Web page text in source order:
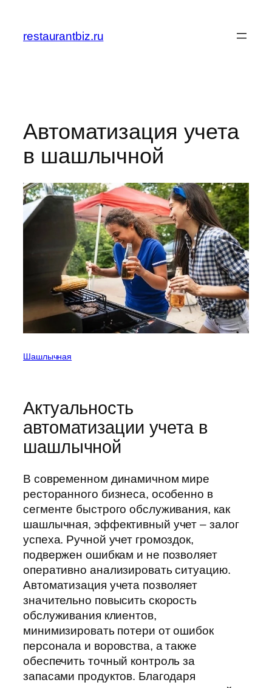
содержимому
restaurantbiz.ru
Автоматизация учета
в шашлычной
Шашлычная
Актуальность
автоматизации учета в
шашлычной
В современном динамичном мире
ресторанного бизнеса, особенно в
сегменте быстрого обслуживания, как
шашлычная, эффективный учет – залог
успеха. Ручной учет громоздок,
подвержен ошибкам и не позволяет
оперативно анализировать ситуацию.
Автоматизация учета позволяет
значительно повысить скорость
обслуживания клиентов,
минимизировать потери от ошибок
персонала и воровства, а также
обеспечить точный контроль за
запасами продуктов. Благодаря